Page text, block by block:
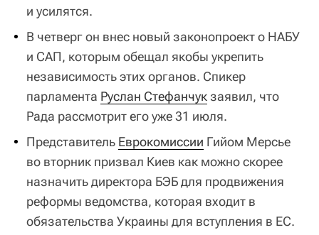
и усилятся.
В четверг он внес новый законопроект о НАБУ
и САП, которым обещал якобы укрепить
независимость этих органов. Спикер
парламента Руслан Стефанчукзаявил, что
Рада рассмотрит его уже 31 июля.
Представитель Еврокомиссии Гийом Мерсье
во вторник призвал Киев как можно скорее
назначить директора БЭБ для продвижения
реформы ведомства, которая входит в
обязательства Украины для вступления в ЕС.